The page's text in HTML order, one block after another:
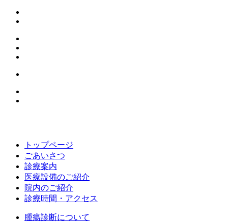
トップページ
ごあいさつ
診療案内
医療設備のご紹介
院内のご紹介
診療時間・アクセス
腫瘍診断について